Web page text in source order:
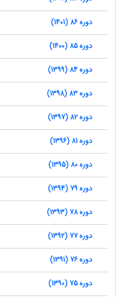
دوره 86 (1401)
دوره 85 (1400)
دوره 84 (1399)
دوره 83 (1398)
دوره 82 (1397)
دوره 81 (1396)
دوره 80 (1395)
دوره 79 (1394)
دوره 78 (1393)
دوره 77 (1392)
دوره 76 (1391)
دوره 75 (1390)